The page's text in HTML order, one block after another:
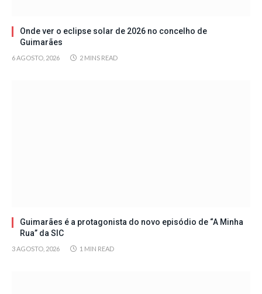
Onde ver o eclipse solar de 2026 no concelho de
Guimarães
6 AGOSTO, 2026 2 MINS READ
Guimarães é a protagonista do novo episódio de “A Minha
Rua” da SIC
3 AGOSTO, 2026 1 MIN READ